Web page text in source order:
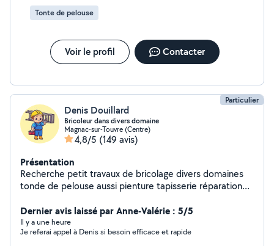
Tonte de pelouse
Voir le profil Contacter
Particulier
Denis Douillard
Bricoleur dans divers domaine
Magnac-sur-Touvre (Centre)
4,8/5 (149 avis)
Présentation
Recherche petit travaux de bricolage divers domaines
tonde de pelouse aussi pienture tapisserie réparation
ventilateur au plafond,installation robot tondeuse etc.
Dernier avis laissé par Anne-Valérie : 5/5
Il y a une heure
Je referai appel à Denis si besoin efficace et rapide